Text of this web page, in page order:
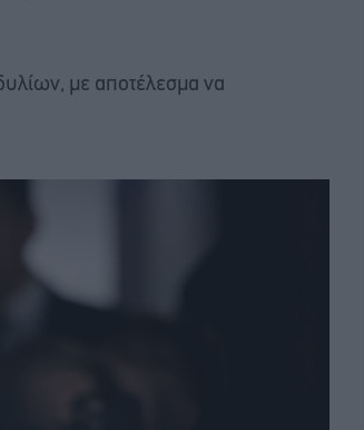
με αποτέλεσμα να